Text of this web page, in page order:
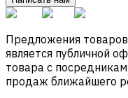
Предложения
является публичной
товара с
продаж ближайшего